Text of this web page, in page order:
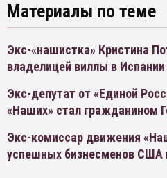
Материалы по теме
Экс-«нашистка» Кристина
владелицей виллы в Испании
Экс-депутат от «Единой
«Наших» стал гражданином
Экс-комиссар движения
успешных бизнесменов США